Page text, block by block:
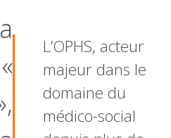
L’OPHS, acteur
majeur dans le
domaine du
médico-social